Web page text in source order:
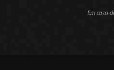
Em caso